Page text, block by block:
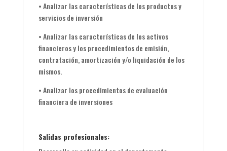
• Analizar las características de los productos y
servicios de inversión
• Analizar las características de los activos
financieros y los procedimientos de emisión,
contratación, amortización y/o liquidación de los
mismos.
• Analizar los procedimientos de evaluación
financiera de inversiones
Salidas profesionales: